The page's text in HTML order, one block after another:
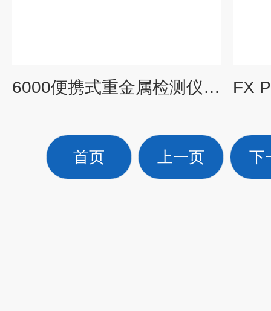
6000便携式重金属检测仪 阳极溶出伏安法
首页 上一页 下